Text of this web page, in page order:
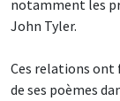
notamment les
John Tyler.
Ces relations ont
de ses poèmes